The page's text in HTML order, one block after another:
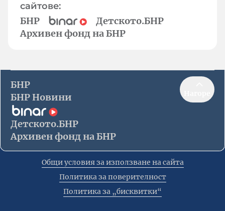
сайтове:
БНР
Детското.БНР
Архивен фонд на БНР
БНР
БНР Новини
Детското.БНР
Архивен фонд на БНР
Общи условия за използване на сайта
Политика за поверителност
Политика за „бисквитки“